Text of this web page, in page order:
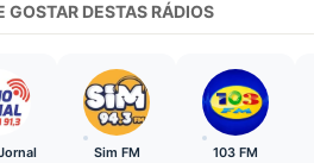
GOSTAR DESTAS RÁDIOS
Sim FM 103 FM